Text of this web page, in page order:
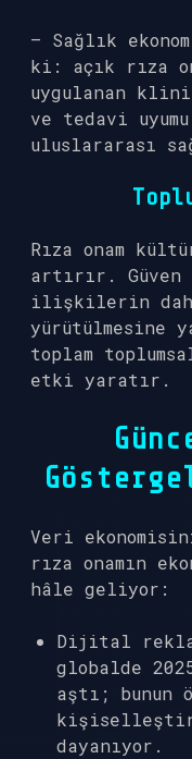
– Sağlık
ki: açık rıza
uygulanan
ve tedavi
uluslararası
Rıza onam
artırır. Güven
ilişkilerin
yürütülmesine
toplam
etki yaratır.
Veri
rıza onamın
hâle geliyor:
Dijital
globalde
aştı; bunun
dayanıyor.